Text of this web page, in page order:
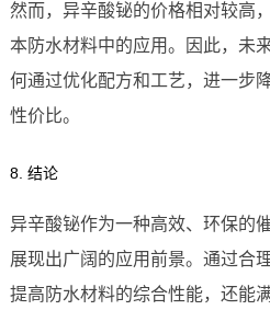
然而，异辛酸铋的价格相对较高
本防水材料中的应用。因此，未
何通过优化配方和工艺，进一步
性价比。
8. 结论
异辛酸铋作为一种高效、环保的
展现出广阔的应用前景。通过合
提高防水材料的综合性能，还能